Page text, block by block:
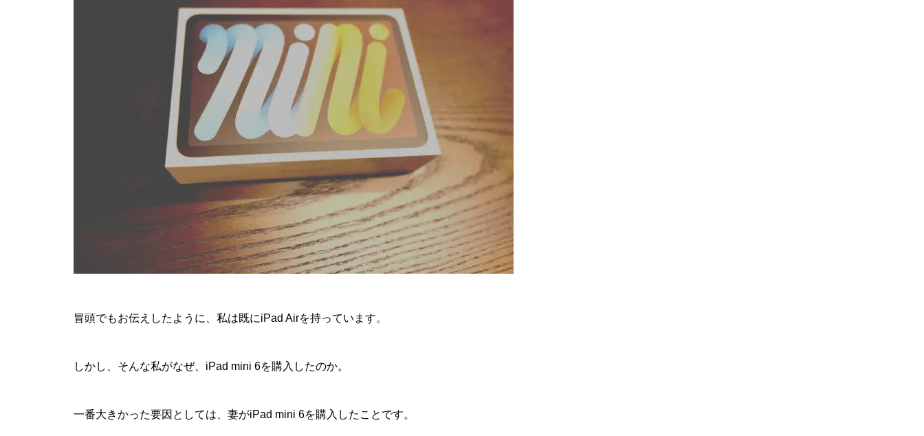
冒頭でもお伝えしたように、私は既にiPad Airを持っています。
しかし、そんな私がなぜ、iPad mini 6を購入したのか。
一番大きかった要因としては、妻がiPad mini 6を購入したことです。